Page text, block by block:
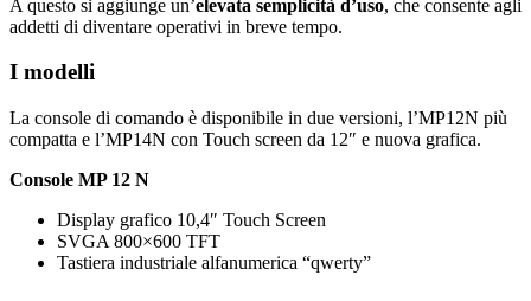
A questo si aggiunge un’elevata semplicità d’uso, che consente agli
addetti di diventare operativi in breve tempo.
I modelli
La console di comando è disponibile in due versioni, l’MP12N più
compatta e l’MP14N con Touch screen da 12″ e nuova grafica.
Console MP 12 N
Display grafico 10,4″ Touch Screen
SVGA 800×600 TFT
Tastiera industriale alfanumerica “qwerty”